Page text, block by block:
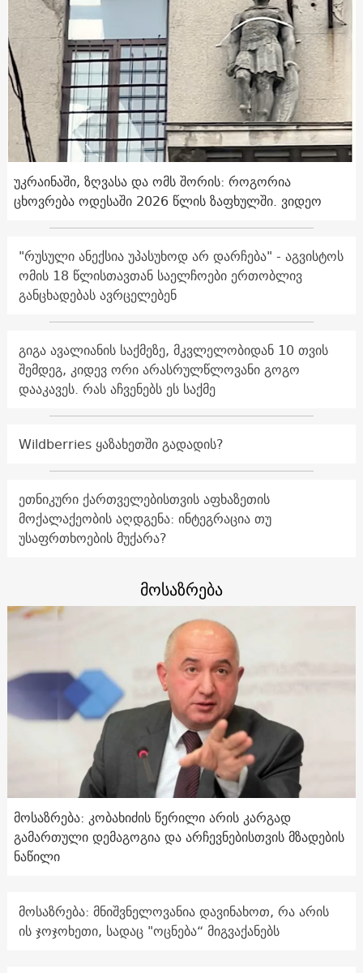
უკრაინაში, ზღვასა და ომს შორის: როგორია
ცხოვრება ოდესაში 2026 წლის ზაფხულში. ვიდეო
"რუსული ანექსია უპასუხოდ არ დარჩება" - აგვისტოს
ომის 18 წლისთავთან საელჩოები ერთობლივ
განცხადებას ავრცელებენ
გიგა ავალიანის საქმეზე, მკვლელობიდან 10 თვის
შემდეგ, კიდევ ორი არასრულწლოვანი გოგო
დააკავეს. რას აჩვენებს ეს საქმე
Wildberries ყაზახეთში გადადის?
ეთნიკური ქართველებისთვის აფხაზეთის
მოქალაქეობის აღდგენა: ინტეგრაცია თუ
უსაფრთხოების მუქარა?
მოსაზრება
მოსაზრება: კობახიძის წერილი არის კარგად
გამართული დემაგოგია და არჩევნებისთვის მზადების
ნაწილი
მოსაზრება: მნიშვნელოვანია დავინახოთ, რა არის
ის ჯოჯოხეთი, სადაც "ოცნება“ მიგვაქანებს